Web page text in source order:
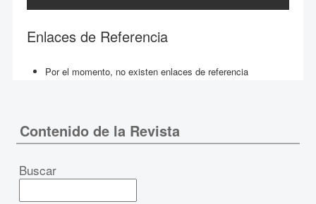
Enlaces de Referencia
Por el momento, no existen enlaces de referencia
Contenido de la Revista
Buscar